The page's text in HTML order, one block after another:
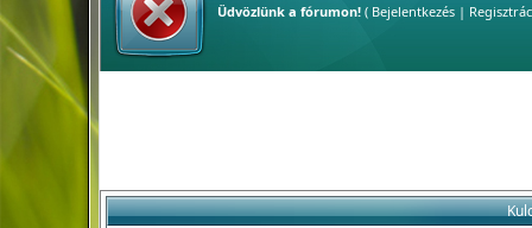
Üdvözlünk a fórumon!( Bejelentkezés|